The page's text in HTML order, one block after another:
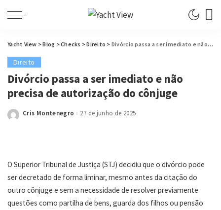
Yacht View >Blog >Checks >Direito > Divórcio passa a ser imediato e não precisa de autorização do cônjuge
Direito
Divórcio passa a ser imediato e não
precisa de autorização do cônjuge
Posted
Cris Montenegro 27 de junho de 2025
O Superior Tribunal de Justiça (STJ) decidiu que o divórcio pode
ser decretado de forma liminar, mesmo antes da citação do
outro cônjuge e sem a necessidade de resolver previamente
questões como partilha de bens, guarda dos filhos ou pensão